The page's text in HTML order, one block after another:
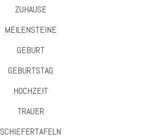
ZUHAUSE
MEILENSTEINE
GEBURT
GEBURTSTAG
HOCHZEIT
TRAUER
SCHIEFERTAFELN